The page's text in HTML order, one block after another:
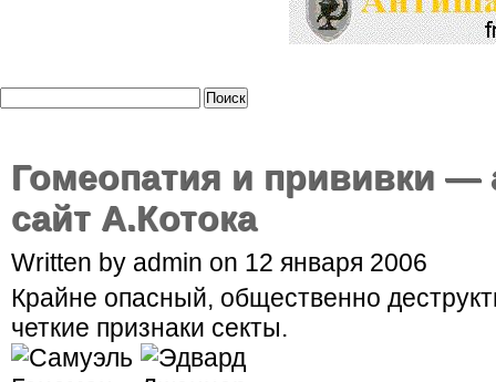
Гомеопатия и прививки
сайт А.Котока
Written by admin on 12 января 2006
Крайне опасный, общественно
четкие признаки секты.